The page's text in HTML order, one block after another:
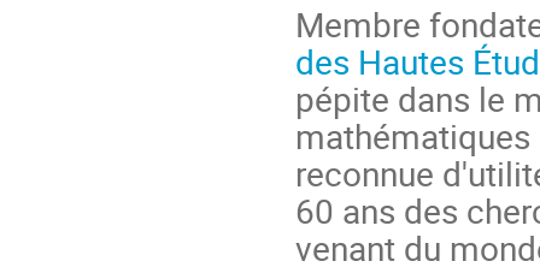
Membre
des Hautes
pépite dans le
reconnue
60 ans des
venant du